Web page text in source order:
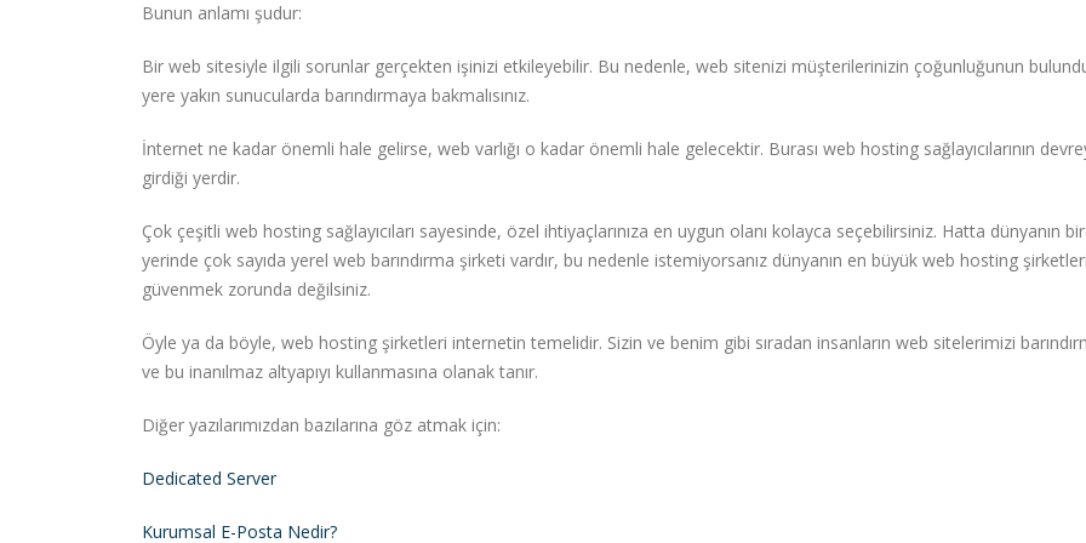
Bunun anlamı şudur:
Bir web sitesiyle ilgili sorunlar gerçekten işinizi etkileyebilir. Bu nedenle, web sitenizi müşterilerinizin çoğunluğunun
yere yakın sunucularda barındırmaya bakmalısınız.
İnternet ne kadar önemli hale gelirse, web varlığı o kadar önemli hale gelecektir. Burası web hosting sağlayıcılarının
girdiği yerdir.
Çok çeşitli web hosting sağlayıcıları sayesinde, özel ihtiyaçlarınıza en uygun olanı kolayca seçebilirsiniz. Hatta dünyanın
yerinde çok sayıda yerel web barındırma şirketi vardır, bu nedenle istemiyorsanız dünyanın en büyük web hosting
güvenmek zorunda değilsiniz.
Öyle ya da böyle, web hosting şirketleri internetin temelidir. Sizin ve benim gibi sıradan insanların web sitelerimizi
ve bu inanılmaz altyapıyı kullanmasına olanak tanır.
Diğer yazılarımızdan bazılarına göz atmak için:
Dedicated Server
Kurumsal E-Posta Nedir?